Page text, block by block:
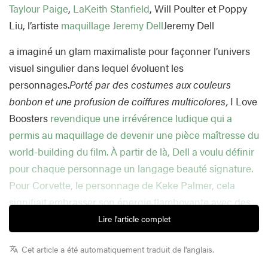
Taylour Paige, LaKeith Stanfield, Will Poulter et Poppy
Liu, l’artiste maquillageJeremy DellJeremy Dell
a imaginé un glam maximaliste pour façonner l’univers
visuel singulier dans lequel évoluent les
personnages.Porté par des costumes aux couleurs
bonbon et une profusion de coiffures multicolores, I Love
Boosters revendique une irrévérence ludique qui a
permis au maquillage de devenir une pièce maîtresse du
world-building du film. À partir de là, Dell a voulu définir
pour chaque personnage un langage beauté signature.
Pour Corvette, le personnage de Keke Palmer, cela
signifiait embrasser son énergie flamboyante avec des
bouches audacieusesLire l'article complet
Cet article a été automatiquement traduit de l'anglais.